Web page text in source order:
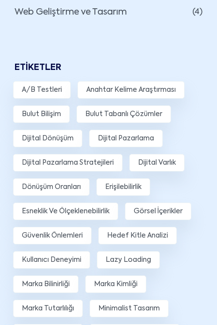
Web Geliştirme ve Tasarım (4)
ETIKETLER
A/B Testleri Anahtar Kelime Araştırması
Bulut Bilişim Bulut Tabanlı Çözümler
Dijital Dönüşüm Dijital Pazarlama
Dijital Pazarlama Stratejileri Dijital Varlık
Dönüşüm Oranları Erişilebilirlik
Esneklik Ve Ölçeklenebilirlik Görsel İçerikler
Güvenlik Önlemleri Hedef Kitle Analizi
Kullanıcı Deneyimi Lazy Loading
Marka Bilinirliği Marka Kimliği
Marka Tutarlılığı Minimalist Tasarım